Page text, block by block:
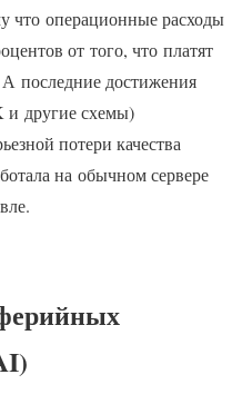
что операционные расходы
от того, что платят
последние достижения
и другие схемы)
потери качества
на обычном сервере